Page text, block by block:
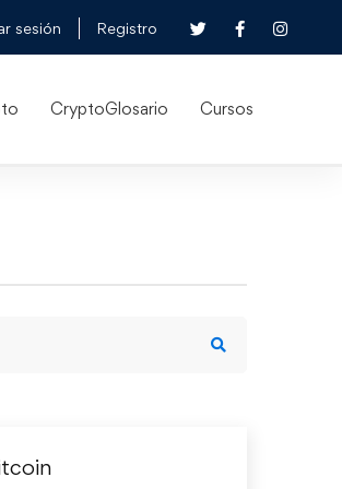
sesión Registro
CryptoGlosario Cursos